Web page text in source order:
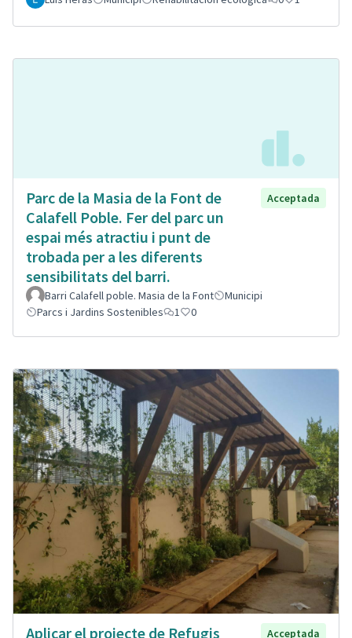
Parc de la Masia de la Font de
Calafell Poble. Fer del parc un
espai més atractiu i punt de
trobada per a les diferents
sensibilitats del barri.
Acceptada
Barri Calafell poble. Masia de la Font
Municipi
Parcs i Jardins Sostenibles
1 0
Aplicar el projecte de Refugis Acceptada